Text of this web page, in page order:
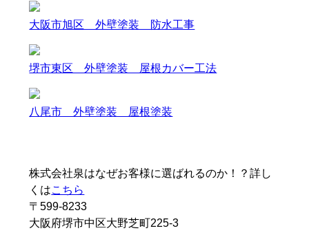
大阪市旭区 外壁塗装 防水工事
堺市東区 外壁塗装 屋根カバー工法
八尾市 外壁塗装 屋根塗装
株式会社泉はなぜお客様に選ばれるのか！？詳し
くはこちら
〒599-8233
大阪府堺市中区大野芝町225-3